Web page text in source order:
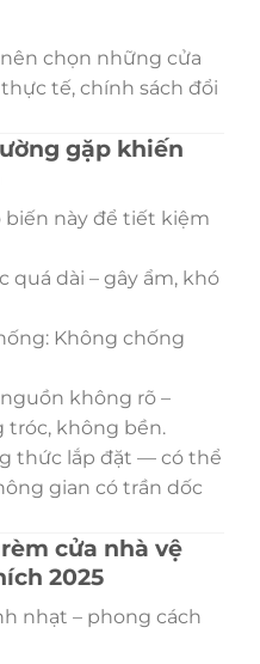
nên chọn những cửa
tế, chính sách đổi
gặp khiến
biến này để tiết kiệm
quá dài – gây ẩm, khó
Không chống
không rõ –
tróc, không bền.
thức lắp đặt — có thể
gian có trần dốc
cửa nhà vệ
2025
nhạt – phong cách